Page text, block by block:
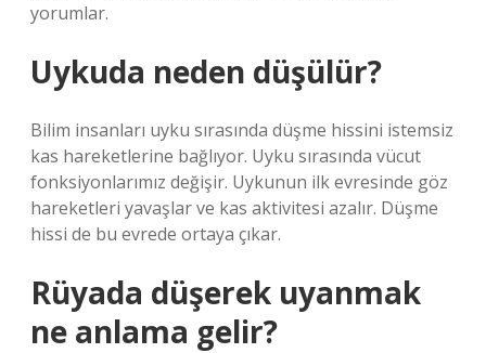
yorumlar.
Uykuda neden düşülür?
Bilim insanları uyku sırasında düşme hissini istemsiz
kas hareketlerine bağlıyor. Uyku sırasında vücut
fonksiyonlarımız değişir. Uykunun ilk evresinde göz
hareketleri yavaşlar ve kas aktivitesi azalır. Düşme
hissi de bu evrede ortaya çıkar.
Rüyada düşerek uyanmak
ne anlama gelir?